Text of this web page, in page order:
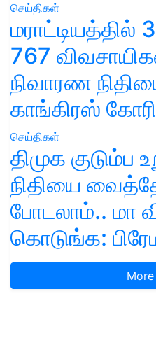
செய்திகள்
மராட்டியத்தில்
767
நிவாரண
காங்கிரஸ்
செய்திகள்
திமுக குடும்ப
நிதியை
போடலாம்.. மா
கொடுங்க: